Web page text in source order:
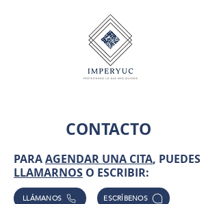
CONTACTO
PARAAGENDAR UNA CITA, PUEDES
LLAMARNOS O ESCRIBIR:
LLÁMANOS ESCRÍBENOS